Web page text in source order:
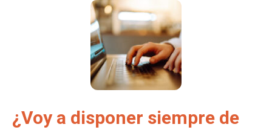
¿Voy a disponer siempre de